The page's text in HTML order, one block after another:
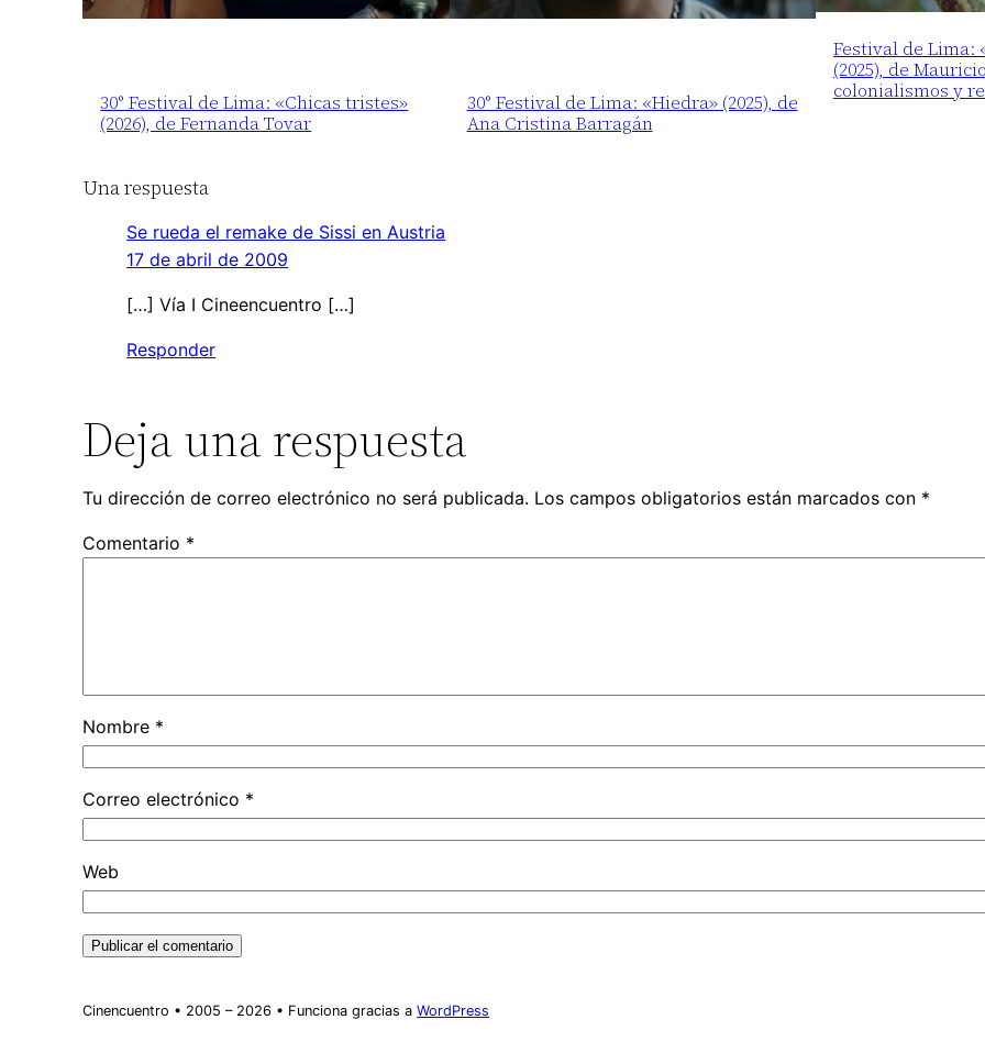
30° Festival de Lima: «Chicas tristes»
(2026), de Fernanda Tovar
30° Festival de Lima: «Hiedra» (2025), de
Ana Cristina Barragán
Festival de Lima:
(2025), de
colonialismos y
Una respuesta
Se rueda el remake de Sissi en Austria
17 de abril de 2009
[…] Vía I Cineencuentro […]
Responder
Deja una respuesta
Tu dirección de correo electrónico no será publicada. Los campos obligatorios están marcados con *
Comentario *
Nombre *
Correo electrónico *
Web
Cinencuentro • 2005 – 2026 • Funciona gracias aWordPress